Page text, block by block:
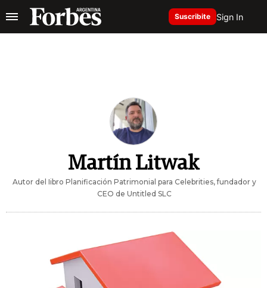
Suscribite Sign In
Martín Litwak
Autor del Iibro Planificación Patrimonial para Celebrities, fundador y
CEO de Untitled SLC